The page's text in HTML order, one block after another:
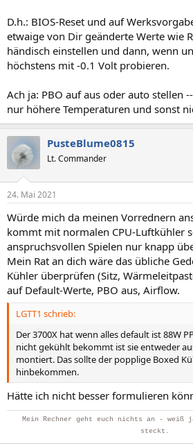
D.h.: BIOS-Reset und auf
etwaige von Dir geänderte Werte wie
händisch einstellen und dann, wenn
höchstens mit -0.1 Volt probieren.
Ach ja: PBO auf aus oder auto stellen
nur höhere Temperaturen und sonst
PusteBlume0815
Lt. Commander
24. Mai 2021
Würde mich da meinen Vorrednern
kommt mit normalen CPU-Luftkühler
anspruchsvollen Spielen nur knapp
Mein Rat an dich wäre das übliche
Kühler überprüfen (Sitz,
auf Default-Werte, PBO aus, Airflow.
LGTT1 schrieb:
Der 3700X hat wenn alles default ist 88W
nicht gekühlt bekommt ist sie entweder
montiert. Das sollte der popplige Boxed
hinbekommen.
Hätte ich nicht besser formulieren
Mein Rechner geht euch nichts an -
steckt.